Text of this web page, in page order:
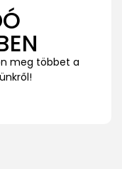
meg többet a